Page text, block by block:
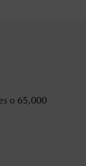
o 65,000